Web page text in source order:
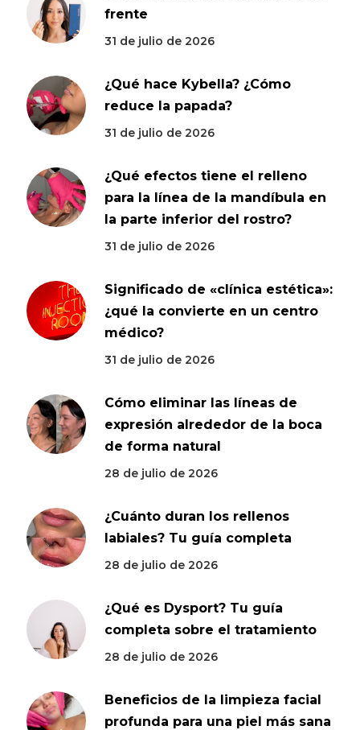
frente
31 de julio de 2026
¿Qué hace Kybella? ¿Cómo
reduce la papada?
31 de julio de 2026
¿Qué efectos tiene el relleno
para la línea de la mandíbula en
la parte inferior del rostro?
31 de julio de 2026
Significado de «clínica estética»:
¿qué la convierte en un centro
médico?
31 de julio de 2026
Cómo eliminar las líneas de
expresión alrededor de la boca
de forma natural
28 de julio de 2026
¿Cuánto duran los rellenos
labiales? Tu guía completa
28 de julio de 2026
¿Qué es Dysport? Tu guía
completa sobre el tratamiento
28 de julio de 2026
Beneficios de la limpieza facial
profunda para una piel más sana